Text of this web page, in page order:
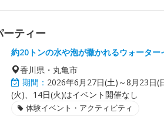
ーティー
約20トンの水や泡が撒かれるウォーター
香川県・丸亀市
期間： 2026年6月27日(土)～8月23日
(火)、14日(火)はイベント開催なし
体験イベント・アクティビティ